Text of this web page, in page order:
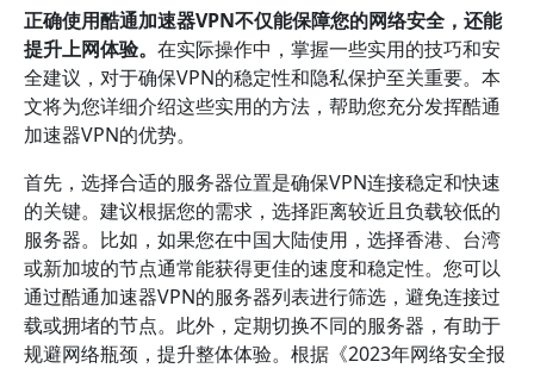
正确使用酷通加速器VPN不仅能保障您的网络安全，还能
提升上网体验。 在实际操作中，掌握一些实用的技巧和安
全建议，对于确保VPN的稳定性和隐私保护至关重要。本
文将为您详细介绍这些实用的方法，帮助您充分发挥酷通
加速器VPN的优势。
首先，选择合适的服务器位置是确保VPN连接稳定和快速
的关键。建议根据您的需求，选择距离较近且负载较低的
服务器。比如，如果您在中国大陆使用，选择香港、台湾
或新加坡的节点通常能获得更佳的速度和稳定性。您可以
通过酷通加速器VPN的服务器列表进行筛选，避免连接过
载或拥堵的节点。此外，定期切换不同的服务器，有助于
规避网络瓶颈，提升整体体验。根据《2023年网络安全报